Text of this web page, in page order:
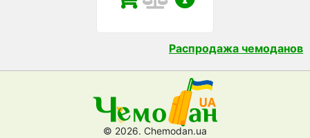
Распродажа чемоданов
© 2026. Chemodan.ua